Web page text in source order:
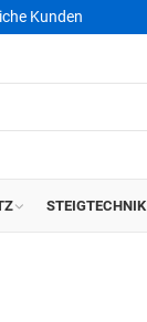
Kunden
STEIGTECHNIK